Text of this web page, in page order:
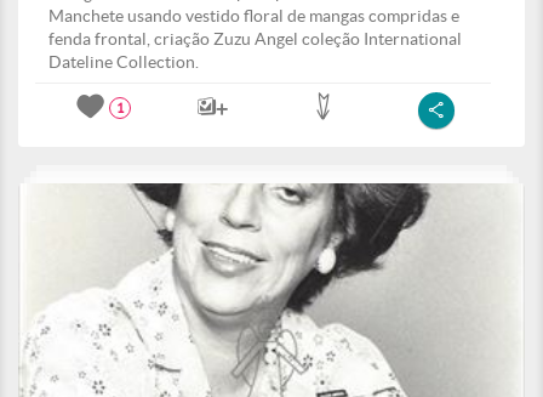
Manchete usando vestido floral de mangas compridas e
fenda frontal, criação Zuzu Angel coleção International
Dateline Collection.
1